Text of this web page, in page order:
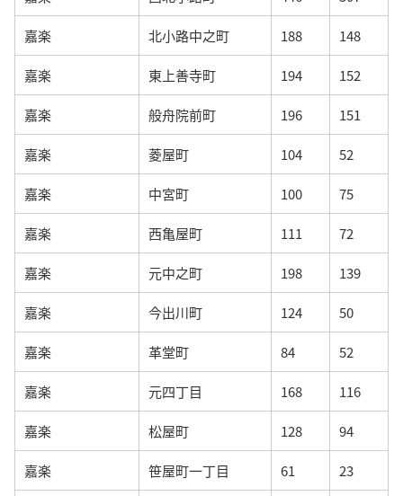
嘉楽 北小路中之町 188 148
嘉楽 東上善寺町 194 152
嘉楽 般舟院前町 196 151
嘉楽 菱屋町 104 52
嘉楽 中宮町 100 75
嘉楽 西亀屋町 111 72
嘉楽 元中之町 198 139
嘉楽 今出川町 124 50
嘉楽 革堂町 84 52
嘉楽 元四丁目 168 116
嘉楽 松屋町 128 94
嘉楽 笹屋町一丁目 61 23